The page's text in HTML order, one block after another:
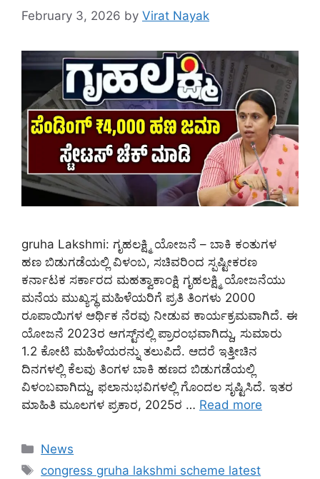
February 3, 2026 by Virat Nayak
gruha Lakshmi: ಗೃಹಲಕ್ಷ್ಮಿ ಯೋಜನೆ – ಬಾಕಿ ಕಂತುಗಳ
ಹಣ ಬಿಡುಗಡೆಯಲ್ಲಿ ವಿಳಂಬ, ಸಚಿವರಿಂದ ಸ್ಪಷ್ಟೀಕರಣ
ಕರ್ನಾಟಕ ಸರ್ಕಾರದ ಮಹತ್ವಾಕಾಂಕ್ಷಿ ಗೃಹಲಕ್ಷ್ಮಿ ಯೋಜನೆಯು
ಮನೆಯ ಮುಖ್ಯಸ್ಥ ಮಹಿಳೆಯರಿಗೆ ಪ್ರತಿ ತಿಂಗಳು 2000
ರೂಪಾಯಿಗಳ ಆರ್ಥಿಕ ನೆರವು ನೀಡುವ ಕಾರ್ಯಕ್ರಮವಾಗಿದೆ. ಈ
ಯೋಜನೆ 2023ರ ಆಗಸ್ಟ್‌ನಲ್ಲಿ ಪ್ರಾರಂಭವಾಗಿದ್ದು, ಸುಮಾರು
1.2 ಕೋಟಿ ಮಹಿಳೆಯರನ್ನು ತಲುಪಿದೆ. ಆದರೆ ಇತ್ತೀಚಿನ
ದಿನಗಳಲ್ಲಿ ಕೆಲವು ತಿಂಗಳ ಬಾಕಿ ಹಣದ ಬಿಡುಗಡೆಯಲ್ಲಿ
ವಿಳಂಬವಾಗಿದ್ದು, ಫಲಾನುಭವಿಗಳಲ್ಲಿ ಗೊಂದಲ ಸೃಷ್ಟಿಸಿದೆ. ಇತರ
ಮಾಹಿತಿ ಮೂಲಗಳ ಪ್ರಕಾರ, 2025ರ … Read more
Categories
News
Tags
congress gruha lakshmi scheme latest